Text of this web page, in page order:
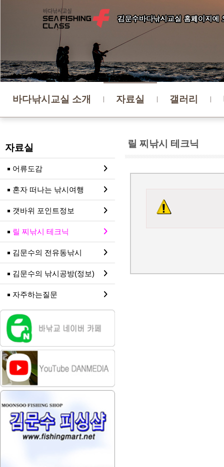
바다낚시교실 소개 자료실 갤러리
릴 찌낚시 테크닉
자료실
어류도감
혼자 떠나는 낚시여행
갯바위 포인트정보
릴 찌낚시 테크닉
김문수의 전유동낚시
김문수의 낚시공방(정보)
자주하는질문